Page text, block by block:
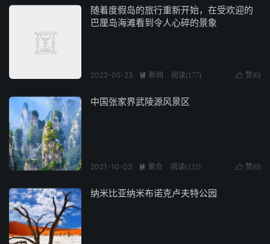
随着度假岛的旅行重新开始，在受欢迎的
巴厘岛海滩看到令人心碎的景象
 赞(0)
2022-05-23  新闻 阅读(177)
中国张家界武陵源风景区
 赞(0)
2021-10-03  聚合 阅读(132)
纳米比亚纳米布诺克卢夫特公园